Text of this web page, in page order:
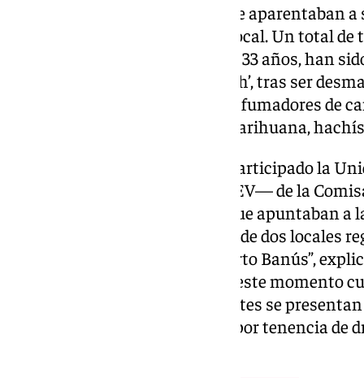
Escondían mucho más de lo que aparentaban
estipulado en el registro de su local. Un total de
comprendidas entre los 23 y los 33 años, han
del marco de la operación ‘Finish’, tras ser
inscritos como asociaciones de fumadores de
supuestamente se distribuía marihuana,
La investigación, en la que ha participado la
Especializada y Violenta —UDEV— de la
partir de unas informaciones que apuntaban
de drogas en las inmediaciones de dos locales
fumadores de cannabis, en Puerto Banús”,
Policía Nacional. Es a partir de este momento
pesquisas pertinentes, los agentes se
se levantaron diferentes actas por tenencia de